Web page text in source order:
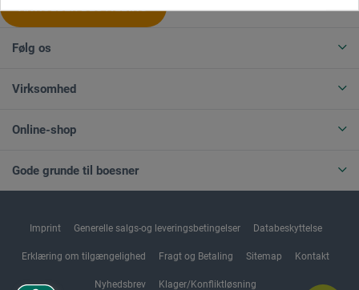
ANNULLER BESTILLING
Følg os
Virksomhed
Online-shop
Gode grunde til boesner
Imprint Generelle salgs-og leveringsbetingelser Databeskyttelse
Erklæring om tilgængelighed Fragt og Betaling Sitemap Kontakt
Nyhedsbrev Klager/Konfliktløsning